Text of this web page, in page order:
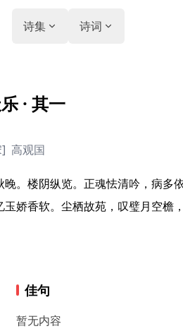
诗集 诗词
· 其一
高观国
。楼阴纵览。正魂怯清吟，病多
娇香软。尘栖故苑，叹璧月空檐
佳句
暂无内容